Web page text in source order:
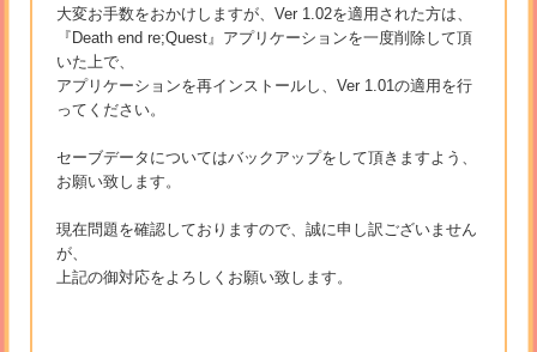
大変お手数をおかけしますが、Ver 1.02を適用された方は、
『Death end re;Quest』アプリケーションを一度削除して頂
いた上で、
アプリケーションを再インストールし、Ver 1.01の適用を行
ってください。
セーブデータについてはバックアップをして頂きますよう、
お願い致します。
現在問題を確認しておりますので、誠に申し訳ございません
が、
上記の御対応をよろしくお願い致します。